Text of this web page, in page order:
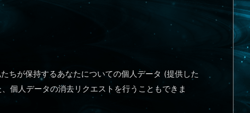
ちが保持するあなたについての個人データ (提供した
個人データの消去リクエストを行うこともできま